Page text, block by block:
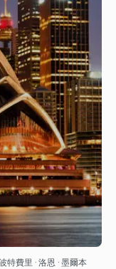
特費里 · 洛恩 · 墨爾本